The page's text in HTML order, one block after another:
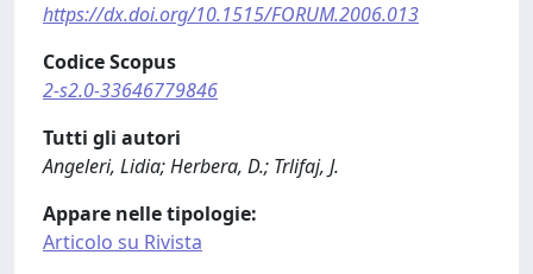
https://dx.doi.org/10.1515/FORUM.2006.013
Codice Scopus
2-s2.0-33646779846
Tutti gli autori
Angeleri, Lidia; Herbera, D.; Trlifaj, J.
Appare nelle tipologie:
Articolo su Rivista